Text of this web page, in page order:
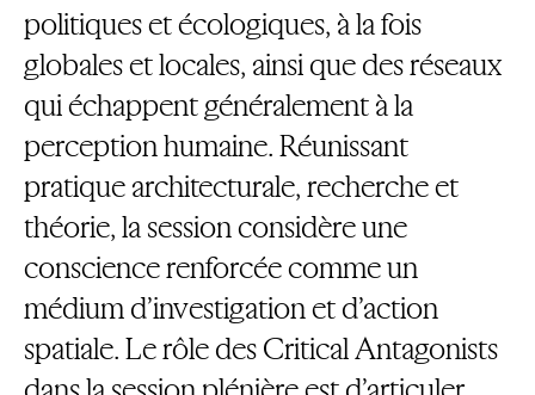
politiques et écologiques, à la fois
globales et locales, ainsi que des réseaux
qui échappent généralement à la
perception humaine. Réunissant
pratique architecturale, recherche et
théorie, la session considère une
conscience renforcée comme un
médium d’investigation et d’action
spatiale. Le rôle des Critical Antagonists